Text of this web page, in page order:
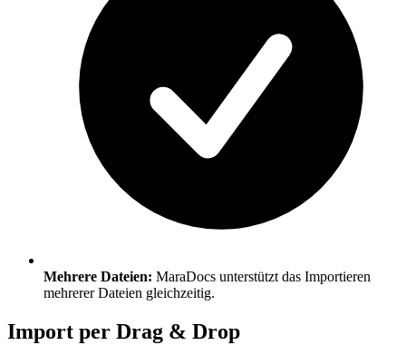
Mehrere Dateien: MaraDocs unterstützt das Importieren
mehrerer Dateien gleichzeitig.
Import per Drag & Drop